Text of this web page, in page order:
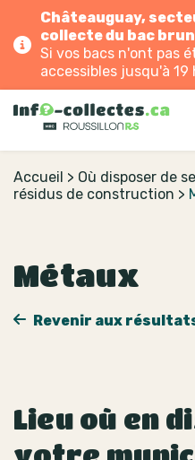
Châteauguay,
collecte du bac brun
Si vos bacs n'ont pas
accessibles jusqu'à
Accueil > Où disposer de
résidus de construction >
Métaux
Revenir aux
Lieu où en